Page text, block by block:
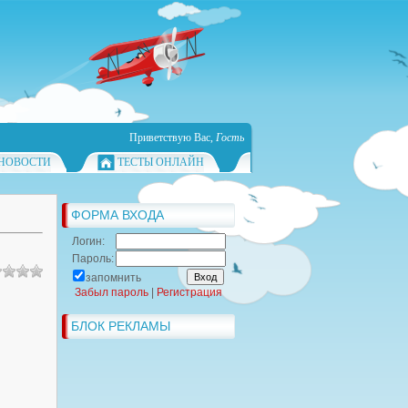
Приветствую Вас, Гость
ТЕСТЫ ОНЛАЙН
ФОРМА ВХОДА
Логин:
Пароль:
запомнить
Забыл пароль
Регистрация
БЛОК РЕКЛАМЫ